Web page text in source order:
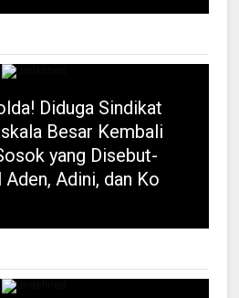
Diduga Sindikat
Besar Kembali
yang Disebut-
Adini, dan Ko